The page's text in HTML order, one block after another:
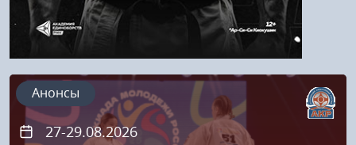
27-29.08.2026
Анонсы